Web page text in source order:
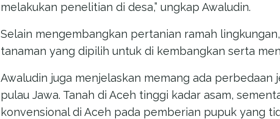
melakukan penelitian di desa,” ungkap Awaludin.
Selain mengembangkan pertanian ramah
tanaman yang dipilih untuk di kembangkan serta
Awaludin juga menjelaskan memang ada perbedaan
pulau Jawa. Tanah di Aceh tinggi kadar asam,
konvensional di Aceh pada pemberian pupuk yang